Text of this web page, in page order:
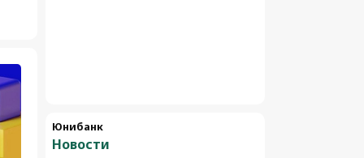
Юнибанк
Новости